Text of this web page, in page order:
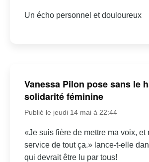
Un écho personnel et douloureux
Vanessa Pilon pose sans le
solidarité féminine
Publié le jeudi 14 mai à 22:44
«Je suis fière de mettre ma voix, et
service de tout ça.» lance-t-elle
qui devrait être lu par tous!